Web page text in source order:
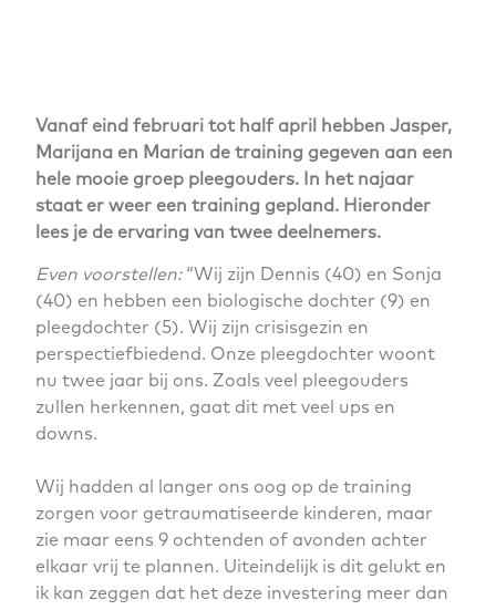
Vanaf eind februari tot half april hebben Jasper,
Marijana en Marian de training gegeven aan een
hele mooie groep pleegouders. In het najaar
staat er weer een training gepland. Hieronder
lees je de ervaring van twee deelnemers.
Even voorstellen: “Wij zijn Dennis (40) en Sonja
(40) en hebben een biologische dochter (9) en
pleegdochter (5). Wij zijn crisisgezin en
perspectiefbiedend. Onze pleegdochter woont
nu twee jaar bij ons. Zoals veel pleegouders
zullen herkennen, gaat dit met veel ups en
downs.
Wij hadden al langer ons oog op de training
zorgen voor getraumatiseerde kinderen, maar
zie maar eens 9 ochtenden of avonden achter
elkaar vrij te plannen. Uiteindelijk is dit gelukt en
ik kan zeggen dat het deze investering meer dan